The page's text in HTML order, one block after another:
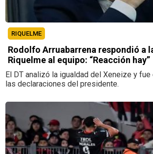
RIQUELME
Rodolfo Arruabarrena respondió a
Riquelme al equipo: “Reacción hay”
El DT analizó la igualdad del Xeneize y
las declaraciones del presidente.